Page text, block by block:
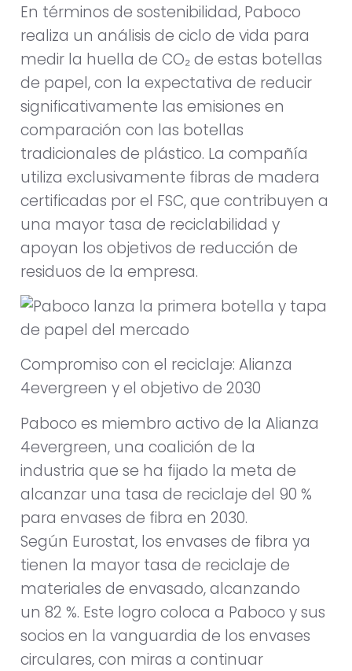
En términos de sostenibilidad, Paboco
realiza un análisis de ciclo de vida para
medir la huella de CO₂ de estas botellas
de papel, con la expectativa de reducir
significativamente las emisiones en
comparación con las botellas
tradicionales de plástico. La compañía
utiliza exclusivamente fibras de madera
certificadas por el FSC, que contribuyen a
una mayor tasa de reciclabilidad y
apoyan los objetivos de reducción de
residuos de la empresa.
Compromiso con el reciclaje: Alianza
4evergreen y el objetivo de 2030
Paboco es miembro activo de la Alianza
4evergreen, una coalición de la
industria que se ha fijado la meta de
alcanzar una tasa de reciclaje del 90 %
para envases de fibra en 2030.
Según Eurostat, los envases de fibra ya
tienen la mayor tasa de reciclaje de
materiales de envasado, alcanzando
un 82 %. Este logro coloca a Paboco y sus
socios en la vanguardia de los envases
circulares, con miras a continuar